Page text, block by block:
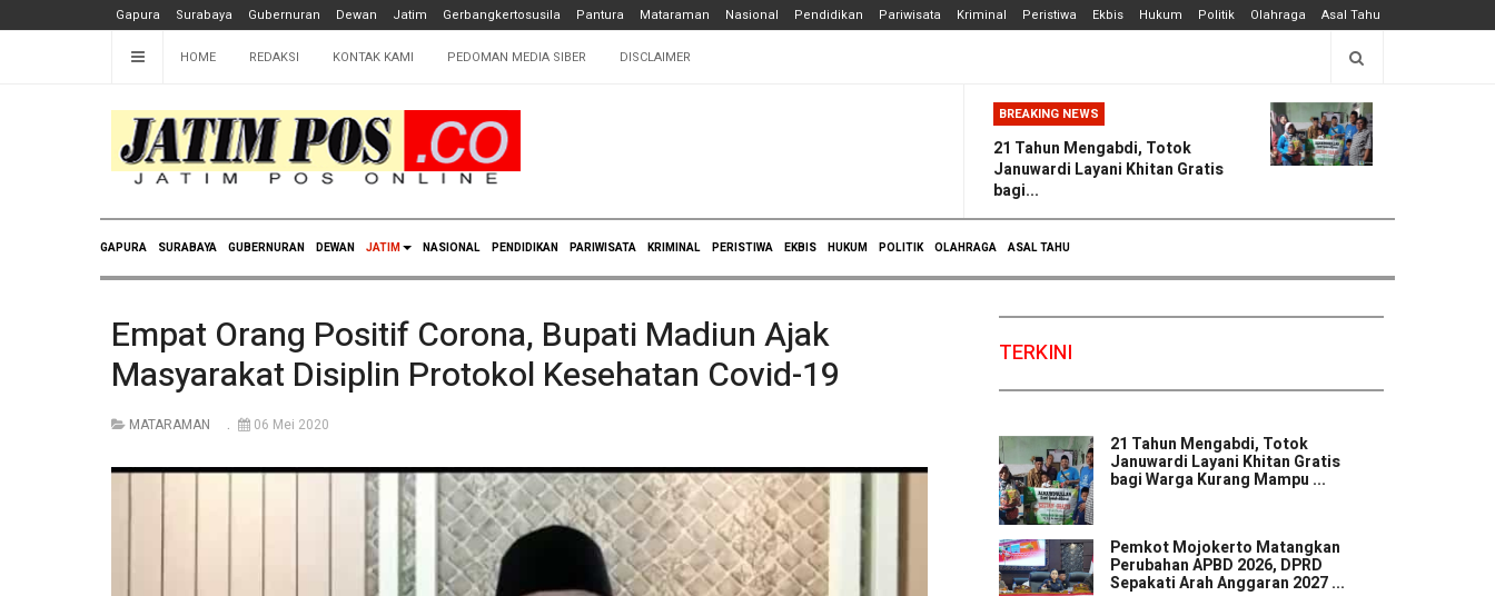
Gapura Surabaya Gubernuran Dewan Jatim Gerbangkertosusila Pantura Mataraman Nasional Pendidikan Pariwisata Kriminal Peristiwa Ekbis Hukum Politik Olahraga Asal Tahu
HOME REDAKSI KONTAK KAMI PEDOMAN MEDIA SIBER DISCLAIMER
BREAKING NEWS
21 Tahun Mengabdi, Totok
Januwardi Layani Khitan Gratis
bagi...
GAPURA SURABAYA GUBERNURAN DEWAN JATIM NASIONAL PENDIDIKAN PARIWISATA KRIMINAL PERISTIWA EKBIS HUKUM POLITIK OLAHRAGA ASAL TAHU
Empat Orang Positif Corona, Bupati Madiun Ajak
Masyarakat Disiplin Protokol Kesehatan Covid-19
MATARAMAN 06 Mei 2020
TERKINI
21 Tahun Mengabdi, Totok
Januwardi Layani Khitan Gratis
bagi Warga Kurang Mampu ...
Pemkot Mojokerto Matangkan
Perubahan APBD 2026, DPRD
Sepakati Arah Anggaran 2027 ...